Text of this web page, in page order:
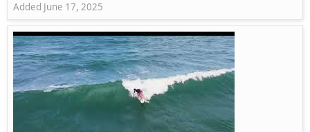
Added June 17, 2025